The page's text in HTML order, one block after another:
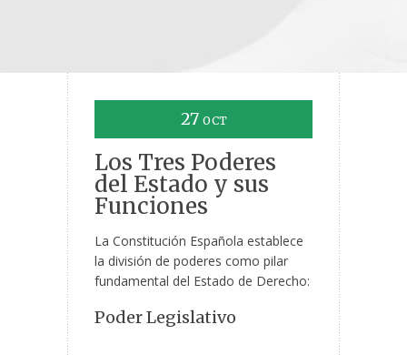
27 OCT
Los Tres Poderes
del Estado y sus
Funciones
La Constitución Española establece
la división de poderes como pilar
fundamental del Estado de Derecho:
Poder Legislativo